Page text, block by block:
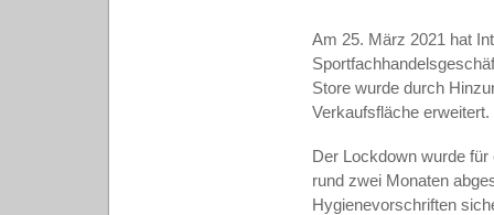
Am 25. März 2021 hat
Store wurde durch
Verkaufsfläche erweitert.
Der Lockdown wurde
rund zwei Monaten
Hygienevorschriften